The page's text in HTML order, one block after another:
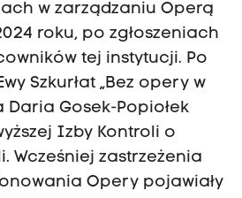
w zarządzaniu Operą
roku, po zgłoszeniach
tej instytucji. Po
Szkurłat „Bez opery w
Daria Gosek-Popiołek
Izby Kontroli o
Wcześniej zastrzeżenia
Opery pojawiały